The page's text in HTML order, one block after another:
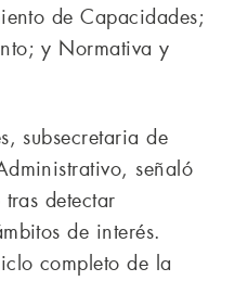
de Capacidades;
y Normativa y
subsecretaria de
señaló
detectar
de interés.
completo de la